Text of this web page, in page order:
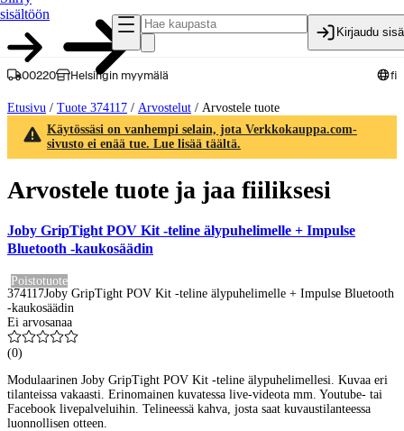
sisältöön
Kirjaudu
00220 Helsingin myymälä fi
Etusivu / Tuote 374117 / Arvostelut / Arvostele tuote
Käytössäsi on vanhempi selain, jota Verkkokauppa.com-
sivusto ei enää tue. Lue lisää täältä.
Arvostele tuote ja jaa fiiliksesi
Joby GripTight POV Kit -teline älypuhelimelle + Impulse
Bluetooth -kaukosäädin
Poistotuote
374117Joby GripTight POV Kit -teline älypuhelimelle + Impulse Bluetooth
-kaukosäädin
Ei arvosanaa
(0)
Modulaarinen Joby GripTight POV Kit -teline älypuhelimellesi. Kuvaa eri
tilanteissa vakaasti. Erinomainen kuvatessa live-videota mm. Youtube- tai
Facebook livepalveluihin. Telineessä kahva, josta saat kuvaustilanteessa
luonnollisen otteen.